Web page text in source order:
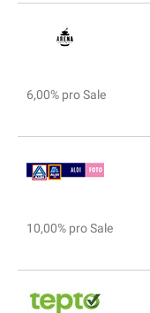
6,00% pro Sale
10,00% pro Sale